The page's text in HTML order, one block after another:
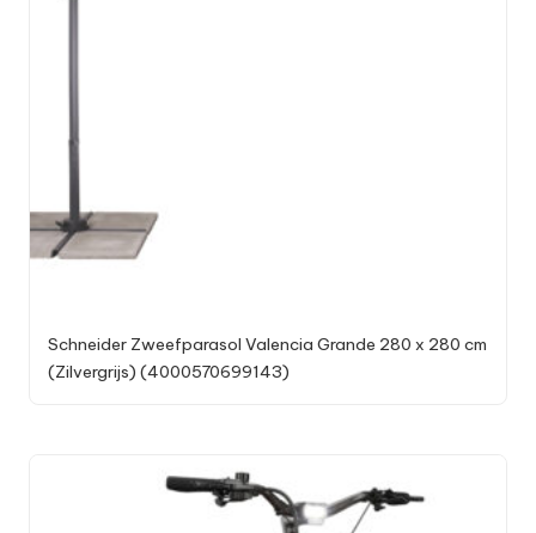
Schneider Zweefparasol Valencia Grande 280 x 280 cm
(Zilvergrijs) (4000570699143)